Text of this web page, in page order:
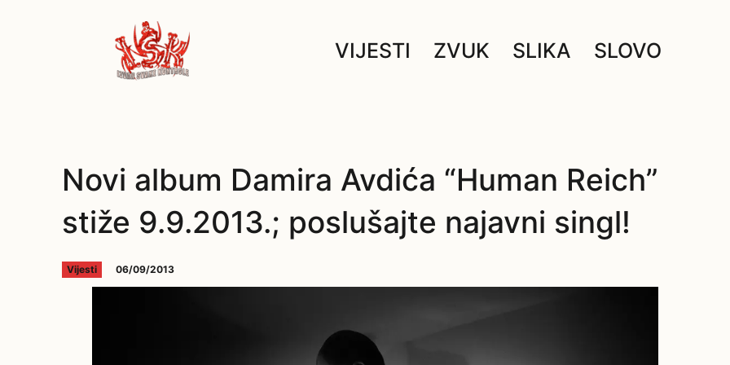
VIJESTI ZVUK SLIKA SLOVO
Novi album Damira Avdića “Human Reich”
stiže 9.9.2013.; poslušajte najavni singl!
Vijesti 06/09/2013